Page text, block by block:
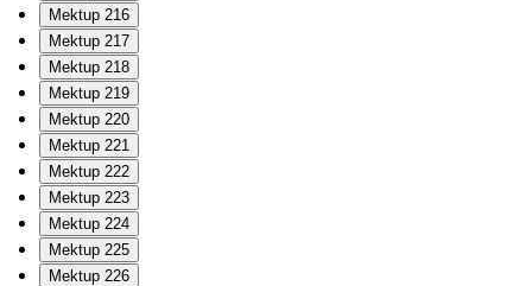
Mektup 216
Mektup 217
Mektup 218
Mektup 219
Mektup 220
Mektup 221
Mektup 222
Mektup 223
Mektup 224
Mektup 225
Mektup 226